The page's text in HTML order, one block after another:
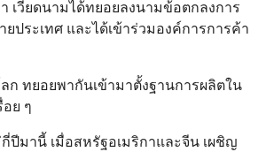
เวียดนามได้ทยอยลงนามข้อตกลงการ
ประเทศ และได้เข้าร่วมองค์การการค้า
ก ทยอยพากันเข้ามาตั้งฐานการผลิตใน
ย ๆ
ปีมานี้ เมื่อสหรัฐอเมริกาและจีน เผชิญ